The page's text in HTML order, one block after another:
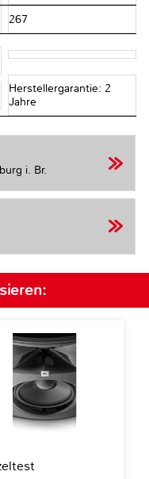
267
Herstellergarantie: 2
Jahre
i. Br.